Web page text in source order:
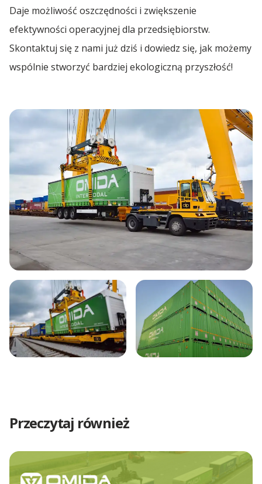
Daje możliwość oszczędności i zwiększenie
efektywności operacyjnej dla przedsiębiorstw.
Skontaktuj się z nami już dziś i dowiedz się, jak możemy
wspólnie stworzyć bardziej ekologiczną przyszłość!
Przeczytaj również